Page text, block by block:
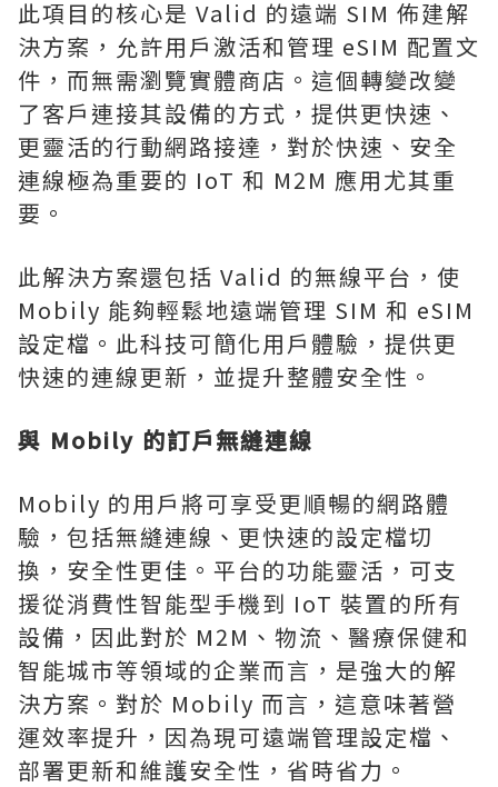
此項目的核心是 Valid 的遠端 SIM 佈建解
決方案，允許用戶激活和管理 eSIM 配置文
件，而無需瀏覽實體商店。這個轉變改變
了客戶連接其設備的方式，提供更快速、
更靈活的行動網路接達，對於快速、安全
連線極為重要的 IoT 和 M2M 應用尤其重
要。
此解決方案還包括 Valid 的無線平台，使
Mobily 能夠輕鬆地遠端管理 SIM 和 eSIM
設定檔。此科技可簡化用戶體驗，提供更
快速的連線更新，並提升整體安全性。
與 Mobily 的訂戶無縫連線
Mobily 的用戶將可享受更順暢的網路體
驗，包括無縫連線、更快速的設定檔切
換，安全性更佳。平台的功能靈活，可支
援從消費性智能型手機到 IoT 裝置的所有
設備，因此對於 M2M、物流、醫療保健和
智能城市等領域的企業而言，是強大的解
決方案。對於 Mobily 而言，這意味著營
運效率提升，因為現可遠端管理設定檔、
部署更新和維護安全性，省時省力。